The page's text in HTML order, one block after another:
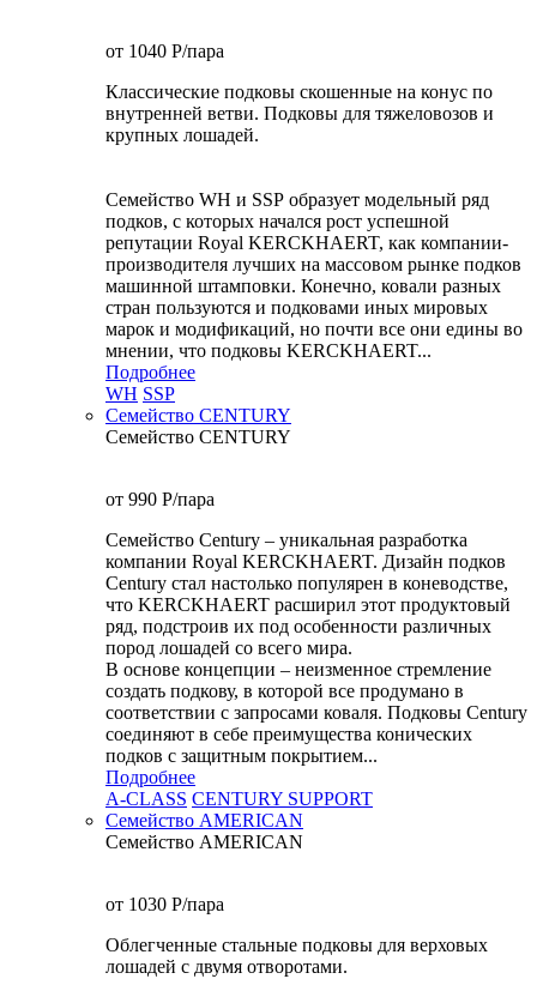
от 1040 P/пара
Классические подковы скошенные на конус по
внутренней ветви. Подковы для тяжеловозов и
крупных лошадей.
Семейство WH и SSP образует модельный ряд
подков, с которых начался рост успешной
репутации Royal KERCKHAERT, как компании-
производителя лучших на массовом рынке подков
машинной штамповки. Конечно, ковали разных
стран пользуются и подковами иных мировых
марок и модификаций, но почти все они едины во
мнении, что подковы KERCKHAERT...
Подробнее
WH SSP
Семейство CENTURY
Семейство CENTURY
от 990 P/пара
Семейство Century – уникальная разработка
компании Royal KERCKHAERT. Дизайн подков
Century стал настолько популярен в коневодстве,
что KERCKHAERT расширил этот продуктовый
ряд, подстроив их под особенности различных
пород лошадей со всего мира.
В основе концепции – неизменное стремление
создать подкову, в которой все продумано в
соответствии с запросами коваля. Подковы Century
cоединяют в себе преимущества конических
подков с защитным покрытием...
Подробнее
A-CLASS CENTURY SUPPORT
Семейство AMERICAN
Семейство AMERICAN
от 1030 P/пара
Облегченные стальные подковы для верховых
лошадей с двумя отворотами.